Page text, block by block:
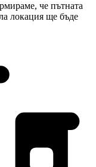
че пътната
локация ще бъде